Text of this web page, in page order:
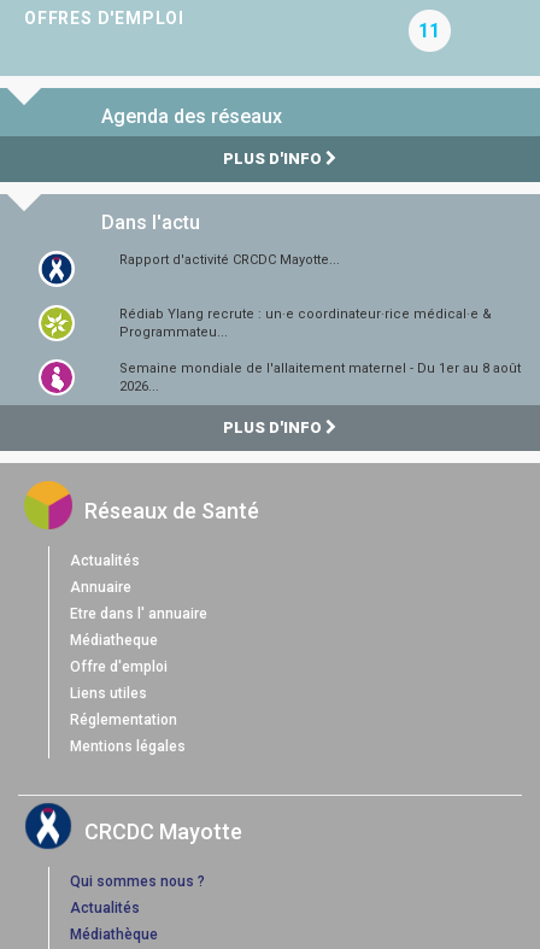
OFFRES D'EMPLOI
11
Agenda des réseaux
PLUS D'INFO
Dans l'actu
Rapport d'activité CRCDC Mayotte...
Rédiab Ylang recrute : un·e coordinateur·rice médical·e &
Programmateu...
Semaine mondiale de l'allaitement maternel - Du 1er au 8 août
2026...
PLUS D'INFO
Réseaux de Santé
Actualités
Annuaire
Etre dans l' annuaire
Médiatheque
Offre d'emploi
Liens utiles
Réglementation
Mentions légales
CRCDC Mayotte
Qui sommes nous ?
Actualités
Médiathèque